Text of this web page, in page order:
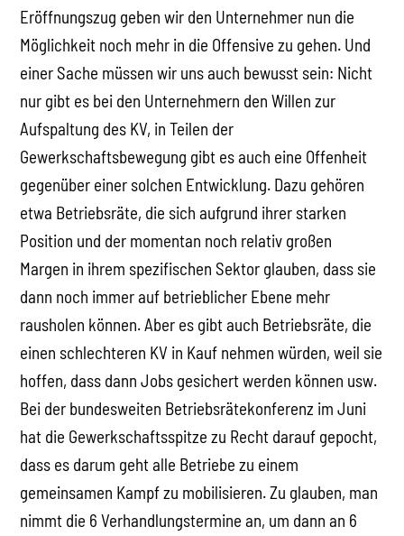
Eröffnungszug geben wir den Unternehmer nun die
Möglichkeit noch mehr in die Offensive zu gehen. Und
einer Sache müssen wir uns auch bewusst sein: Nicht
nur gibt es bei den Unternehmern den Willen zur
Aufspaltung des KV, in Teilen der
Gewerkschaftsbewegung gibt es auch eine Offenheit
gegenüber einer solchen Entwicklung. Dazu gehören
etwa Betriebsräte, die sich aufgrund ihrer starken
Position und der momentan noch relativ großen
Margen in ihrem spezifischen Sektor glauben, dass sie
dann noch immer auf betrieblicher Ebene mehr
rausholen können. Aber es gibt auch Betriebsräte, die
einen schlechteren KV in Kauf nehmen würden, weil sie
hoffen, dass dann Jobs gesichert werden können usw.
Bei der bundesweiten Betriebsrätekonferenz im Juni
hat die Gewerkschaftsspitze zu Recht darauf gepocht,
dass es darum geht alle Betriebe zu einem
gemeinsamen Kampf zu mobilisieren. Zu glauben, man
nimmt die 6 Verhandlungstermine an, um dann an 6